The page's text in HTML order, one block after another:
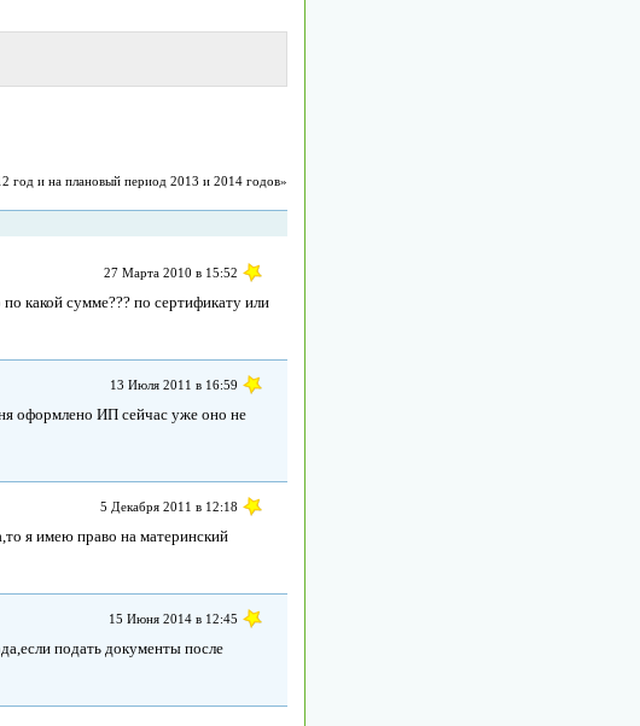
год и на плановый период 2013 и 2014 годов»
27 Марта 2010 в 15:52
какой сумме??? по сертификату или
13 Июля 2011 в 16:59
оформлено ИП сейчас уже оно не
5 Декабря 2011 в 12:18
я имею право на материнский
15 Июня 2014 в 12:45
подать документы после